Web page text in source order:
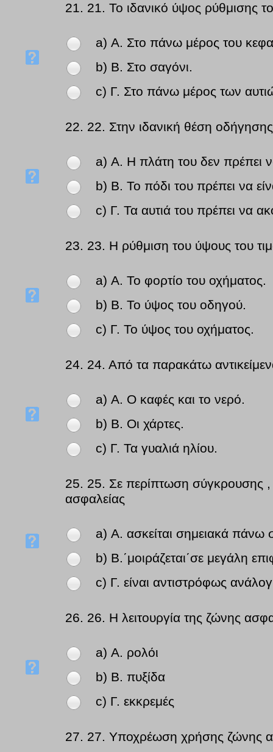
21. 21. Το ιδανικό ύψος ρύθμισης
a) Α. Στο πάνω μέρος του
b) Β. Στο σαγόνι.
c) Γ. Στο πάνω μέρος των
22. 22. Στην ιδανική θέση
a) Α. Η πλάτη του δεν πρέπει
b) Β. Το πόδι του πρέπει να
c) Γ. Τα αυτιά του πρέπει να
23. 23. Η ρύθμιση του ύψους του
a) Α. Το φορτίο του οχήματος.
b) Β. Το ύψος του οδηγού.
c) Γ. Το ύψος του οχήματος.
24. 24. Από τα παρακάτω
a) Α. Ο καφές και το νερό.
b) Β. Οι χάρτες.
c) Γ. Τα γυαλιά ηλίου.
25. 25. Σε περίπτωση σύγκρουσης
ασφαλείας
a) Α. ασκείται σημειακά πάνω
b) Β.΄μοιράζεται΄σε μεγάλη
c) Γ. είναι αντιστρόφως
26. 26. Η λειτουργία της ζώνης
a) Α. ρολόι
b) Β. πυξίδα
c) Γ. εκκρεμές
27. 27. Υποχρέωση χρήσης ζώνης